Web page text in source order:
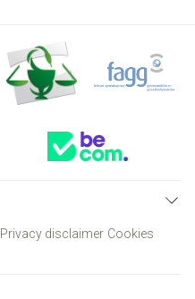
Privacy disclaimer Cookies